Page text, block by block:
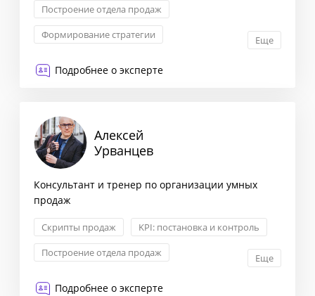
Построение отдела продаж
Формирование стратегии
Еще
Подробнее о эксперте
Алексей
Урванцев
Консультант и тренер по организации умных
продаж
Скрипты продаж
KPI: постановка и контроль
Построение отдела продаж
Еще
Подробнее о эксперте